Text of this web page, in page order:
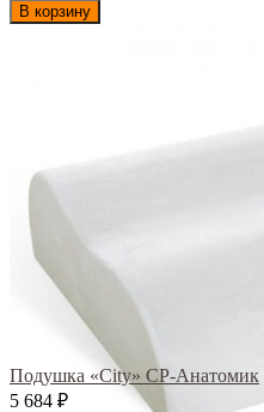
В корзину
Подушка «City» СР-Анатомик
5 684 ₽